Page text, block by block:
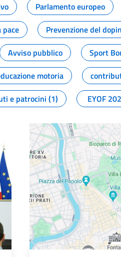
Parlamento europeo
Prevenzione del
Avviso pubblico Sport
motoria
e patrocini (1) EYOF